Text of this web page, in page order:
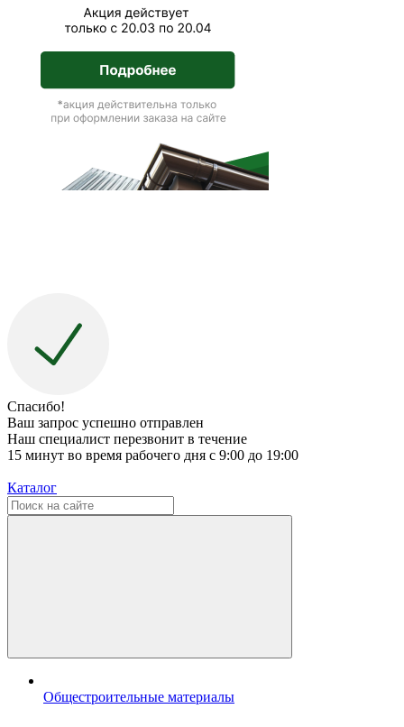
Спасибо!
Ваш запрос успешно отправлен
Наш специалист перезвонит в течение
15 минут во время рабочего дня с 9:00 до 19:00
Каталог
Общестроительные материалы